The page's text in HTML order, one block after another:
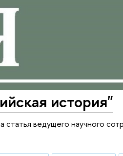
история"
ведущего научного